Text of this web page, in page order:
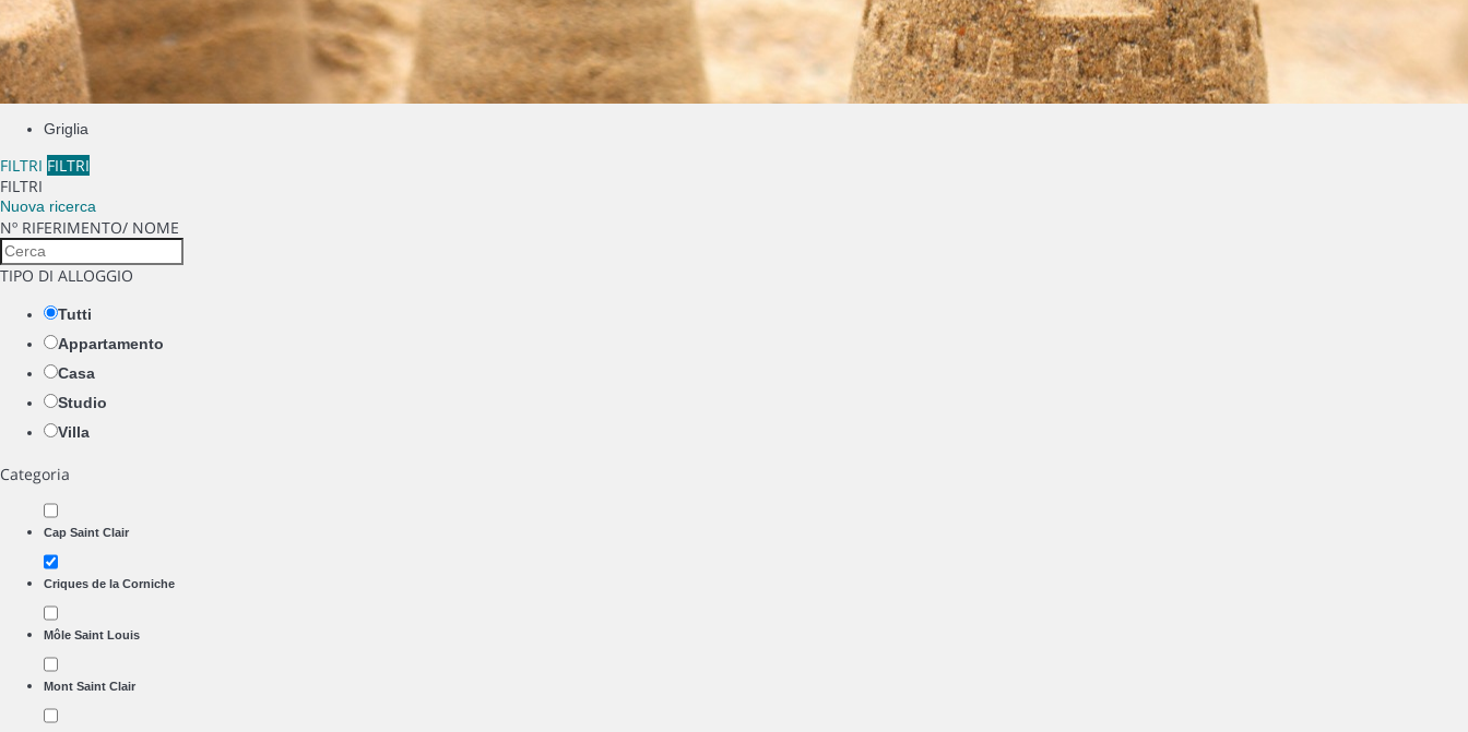
Griglia
FILTRI FILTRI
FILTRI
Nuova ricerca
Nº RIFERIMENTO/ NOME
TIPO DI ALLOGGIO
Tutti
Appartamento
Casa
Studio
Villa
Categoria
Cap Saint Clair
Criques de la Corniche
Môle Saint Louis
Mont Saint Clair